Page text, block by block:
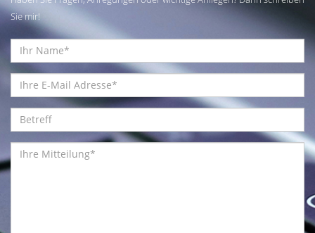
Sie mir!